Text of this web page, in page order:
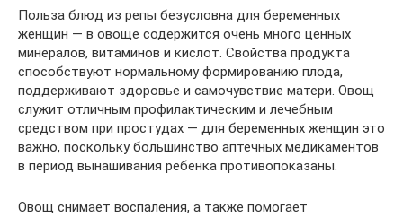
Польза блюд из репы безусловна для беременных
женщин — в овоще содержится очень много ценных
минералов, витаминов и кислот. Свойства продукта
способствуют нормальному формированию плода,
поддерживают здоровье и самочувствие матери. Овощ
служит отличным профилактическим и лечебным
средством при простудах — для беременных женщин это
важно, поскольку большинство аптечных медикаментов
в период вынашивания ребенка противопоказаны.
Овощ снимает воспаления, а также помогает